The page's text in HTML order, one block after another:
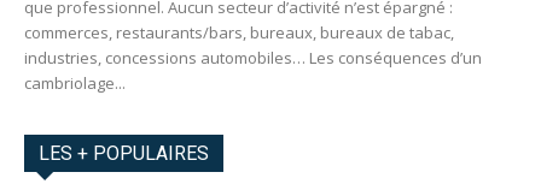
que professionnel. Aucun secteur d’activité n’est épargné :
commerces, restaurants/bars, bureaux, bureaux de tabac,
industries, concessions automobiles… Les conséquences d’un
cambriolage...
LES + POPULAIRES